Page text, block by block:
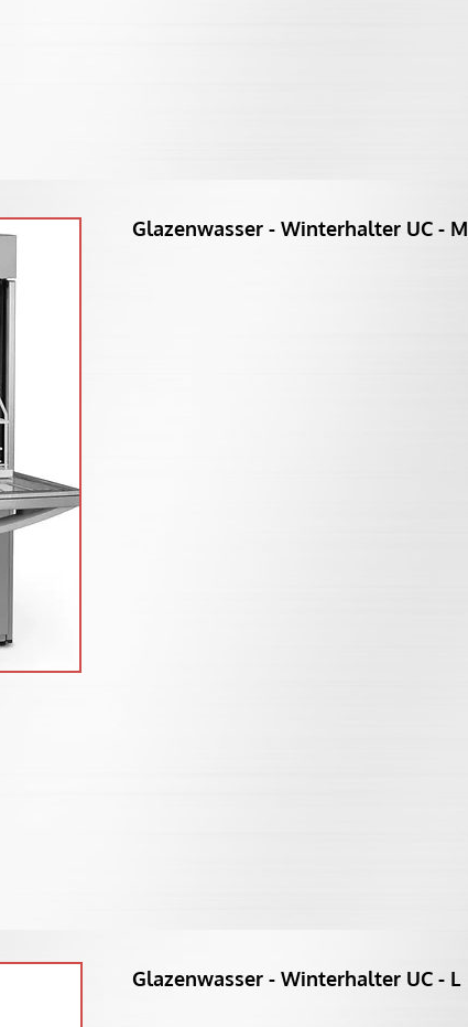
Glazenwasser - Winterhalter UC - M
Glazenwasser - Winterhalter UC - L